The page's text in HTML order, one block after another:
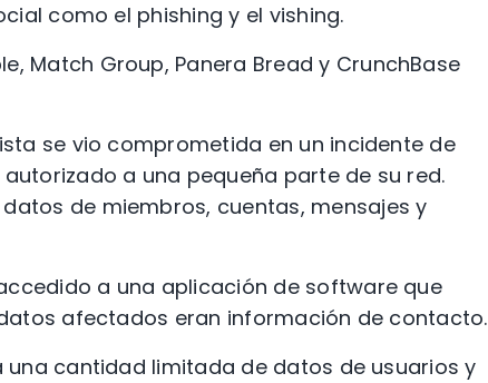
como el phishing y el vishing.
Match Group, Panera Bread y CrunchBase
se vio comprometida en un incidente de
a una pequeña parte de su red.
de miembros, cuentas, mensajes y
a una aplicación de software que
afectados eran información de contacto.
cantidad limitada de datos de usuarios y